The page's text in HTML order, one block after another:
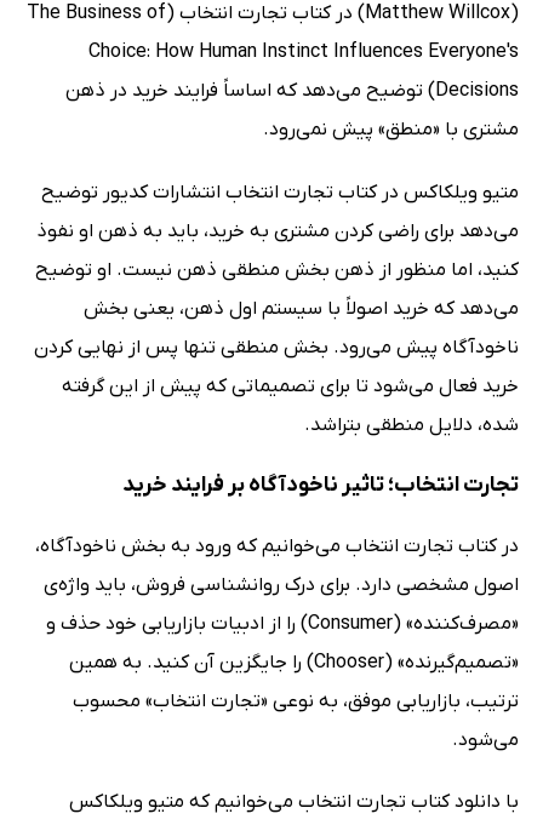
(Matthew Willcox) در کتاب تجارت انتخاب (The Business of
Choice: How Human Instinct Influences Everyone's
Decisions) توضیح می‌دهد که اساساً فرایند خرید در ذهن
مشتری با «منطق» پیش نمی‌رود.
متیو ویلکاکس در کتاب تجارت انتخاب انتشارات کدیور توضیح
می‌دهد برای راضی کردن مشتری به خرید، باید به ذهن او نفوذ
کنید، اما منظور از ذهن بخش منطقی ذهن نیست. او توضیح
می‌دهد که خرید اصولاً با سیستم اول ذهن، یعنی بخش
ناخودآگاه پیش می‌رود. بخش منطقی تنها پس از نهایی کردن
خرید فعال می‌شود تا برای تصمیماتی که پیش از این گرفته
شده، دلایل منطقی بتراشد.
تجارت انتخاب؛ تاثیر ناخودآگاه بر فرایند خرید
در کتاب تجارت انتخاب می‌خوانیم که ورود به بخش ناخودآگاه،
اصول مشخصی دارد. برای درک روانشناسی فروش، باید واژه‌ی
«مصرف‌کننده» (Consumer) را از ادبیات بازاریابی خود حذف و
«تصمیم‌گیرنده» (Chooser) را جایگزین آن کنید. به همین
ترتیب، بازاریابی موفق، به نوعی «تجارت انتخاب» محسوب
می‌شود.
با دانلود کتاب تجارت انتخاب می‌خوانیم که متیو ویلکاکس